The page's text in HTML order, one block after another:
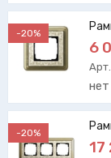
-20%
6
-20%
17